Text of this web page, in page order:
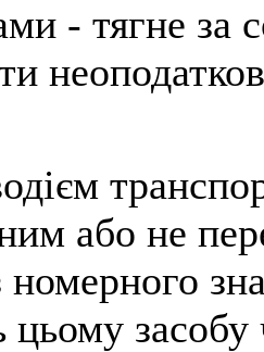
- тягне за
або не
номерного
засобу